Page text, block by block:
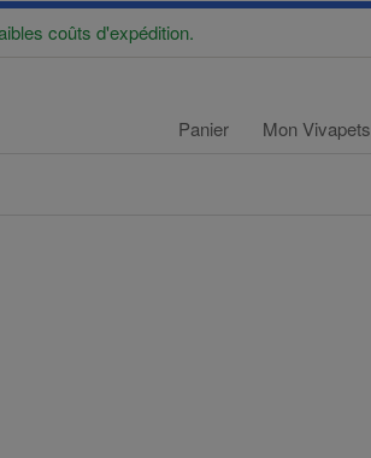
coûts d'expédition.
Panier Mon Vivapets